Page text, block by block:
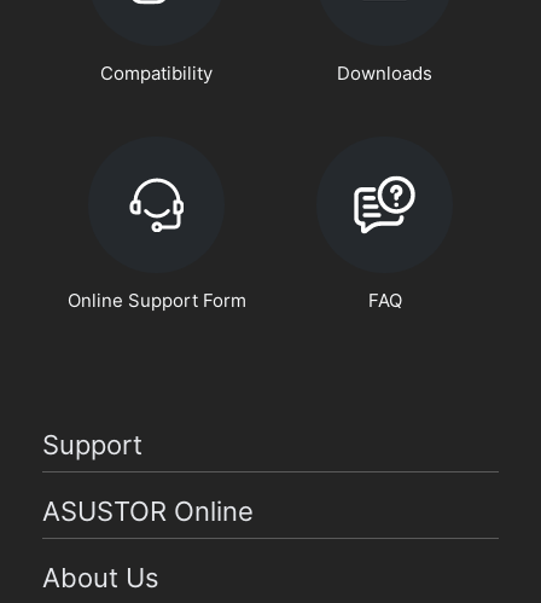
Compatibility Downloads
Online Support Form FAQ
Support
ASUSTOR Online
About Us